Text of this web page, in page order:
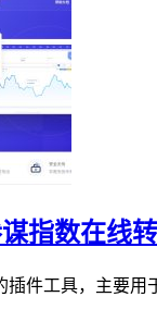
指数在线
插件工具，主要